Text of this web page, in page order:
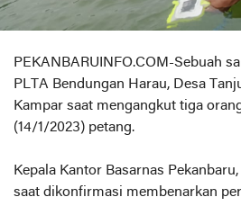
PEKANBARUINFO.COM-Sebuah
PLTA Bendungan Harau, Desa
Kampar saat mengangkut tiga
(14/1/2023) petang.
Kepala Kantor Basarnas
saat dikonfirmasi membenarkan